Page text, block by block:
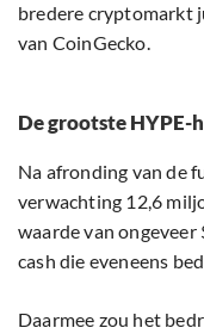
bredere cryptomarkt
van CoinGecko.
De grootste HYPE-
Na afronding van de
verwachting 12,6
waarde van
cash die eveneens
Daarmee zou het